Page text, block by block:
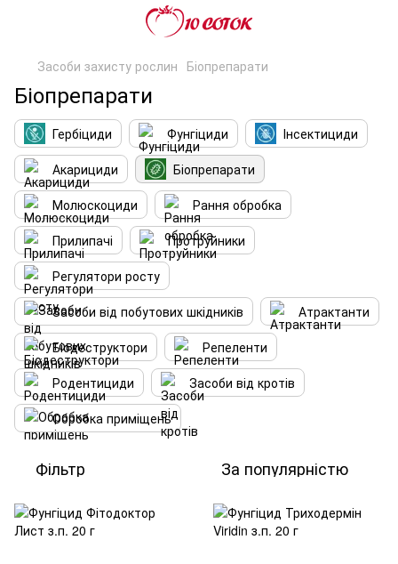
Засоби захисту рослин Біопрепарати
Біопрепарати
Гербіциди Фунгіциди
Інсектициди
Акарициди
Біопрепарати
Молюскоциди
Рання обробка
Прилипачі
Протруйники
Регулятори росту
Засоби від побутових шкідників
Атрактанти
Біодеструктори
Репеленти
Родентициди
Засоби від кротів
Обробка приміщень
Фільтр За популярністю